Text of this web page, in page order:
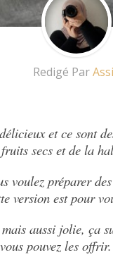
Redigé Par
et ce sont
secs et de la
voulez préparer
version est pour
aussi jolie, ça
pouvez les offrir.